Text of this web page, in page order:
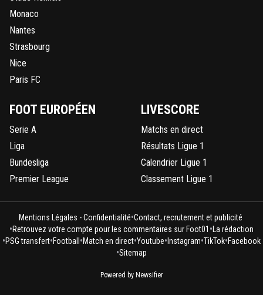
Monaco
Nantes
Strasbourg
Nice
Paris FC
FOOT EUROPÉEN
Serie A
Liga
Bundesliga
Premier League
LIVESCORE
Matchs en direct
Résultats Ligue 1
Calendrier Ligue 1
Classement Ligue 1
Mentions Légales - Confidentialité•Contact, recrutement et publicité
•Retrouvez votre compte pour les commentaires sur Foot01 • La rédaction
•PSG transfert•Football •Match en direct•Youtube• Instagram•TikTok•Facebook
•Sitemap
Powered by Newsifier